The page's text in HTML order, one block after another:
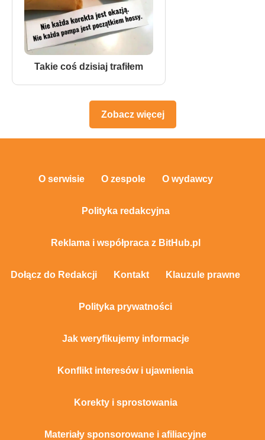
Takie coś dzisiaj trafiłem
Zobacz więcej
O serwisie O zespole O wydawcy
Polityka redakcyjna
Reklama i współpraca z BitHub.pl
Dołącz do Redakcji Kontakt Klauzule prawne
Polityka prywatności
Jak weryfikujemy informacje
Konflikt interesów i ujawnienia
Korekty i sprostowania
Materiały sponsorowane i afiliacyjne